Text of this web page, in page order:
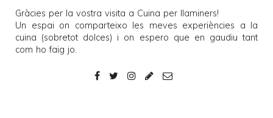
Gràcies per la vostra visita a Cuina per llaminers!
Un espai on comparteixo les meves experiències a la
cuina (sobretot dolces) i on espero que en gaudiu tant
com ho faig jo.